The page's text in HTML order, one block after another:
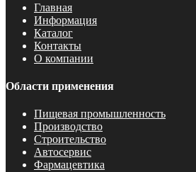
Главная
Информация
Каталог
Контакты
О компании
Области применения
Пищевая промышленность
Производство
Строительство
Автосервис
Фармацевтика